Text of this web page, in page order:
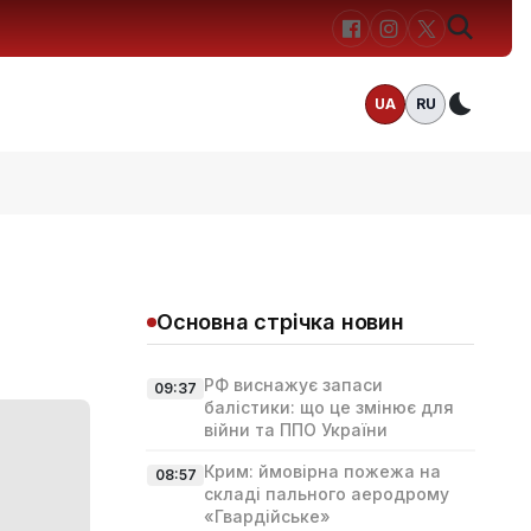
UA RU
Основна стрічка новин
09:37 РФ виснажує запаси
балістики: що це змінює для
війни та ППО України
08:57 Крим: ймовірна пожежа на
складі пального аеродрому
«Гвардійське»